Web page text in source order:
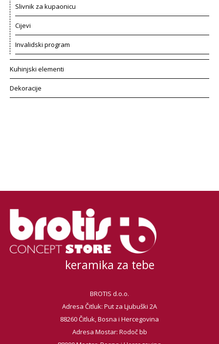
Slivnik za kupaonicu
Cijevi
Invalidski program
Kuhinjski elementi
Dekoracije
keramika za tebe
BROTIS d.o.o.
Adresa Čitluk: Put za Ljubuški 2A
88260 Čitluk, Bosna i Hercegovina
Adresa Mostar: Rodoč bb